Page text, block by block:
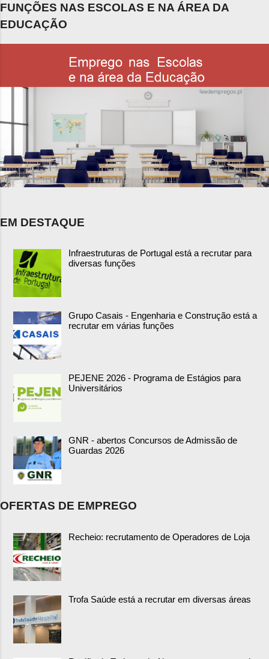
FUNÇÕES NAS ESCOLAS E NA ÁREA DA
EDUCAÇÃO
EM DESTAQUE
Infraestruturas de Portugal está a recrutar para
diversas funções
Grupo Casais - Engenharia e Construção está a
recrutar em várias funções
PEJENE 2026 - Programa de Estágios para
Universitários
GNR - abertos Concursos de Admissão de
Guardas 2026
OFERTAS DE EMPREGO
Recheio: recrutamento de Operadores de Loja
Trofa Saúde está a recrutar em diversas áreas